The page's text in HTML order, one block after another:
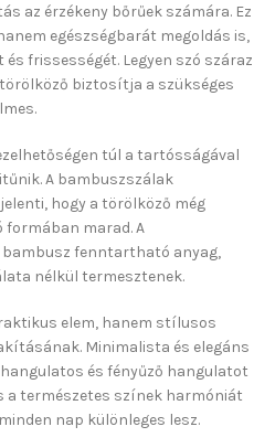
az érzékeny bőrűek számára. Ez
egészségbarát megoldás is,
frissességét. Legyen szó száraz
biztosítja a szükséges
túl a tartósságával
A bambuszszálak
hogy a törölköző még
marad. A
fenntartható anyag,
nélkül termesztenek.
elem, hanem stílusos
Minimalista és elegáns
és fényűző hangulatot
a természetes színek harmóniát
nap különleges lesz.